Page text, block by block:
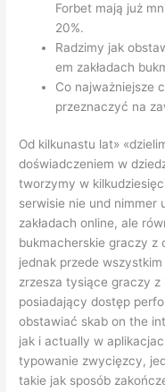
Forbet mają już
20%.
Radzimy jak
em zakładach
Co najważniejsze
przeznaczyć na
Od kilkunastu lat»
doświadczeniem w
tworzymy w
serwisie nie und nimmer
zakładach online, ale
bukmacherskie graczy z
jednak przede
zrzesza tysiące graczy z
posiadający dostęp
obstawiać skab on the
jak i actually w
typowanie zwycięzcy,
takie jak sposób